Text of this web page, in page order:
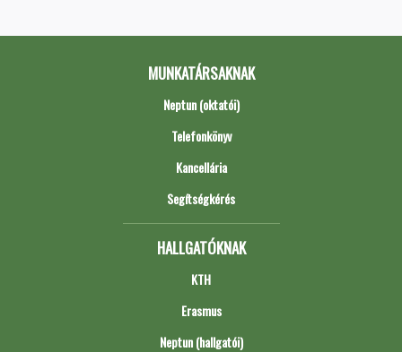
MUNKATÁRSAKNAK
Neptun (oktatói)
Telefonkönyv
Kancellária
Segítségkérés
HALLGATÓKNAK
KTH
Erasmus
Neptun (hallgatói)